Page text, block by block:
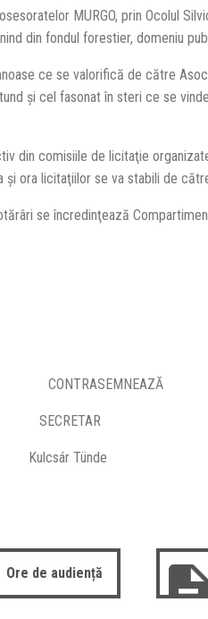
MURGO, prin Ocolul
din fondul forestier, domeniu
ce se valorifică de către
şi cel fasonat în steri ce se
din comisiile de licitaţie
şi ora licitaţiilor se va stabili de
se încredinţează
Ore de audiență